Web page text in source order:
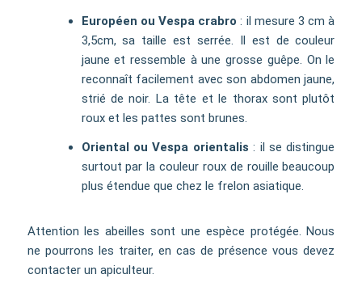
Européen ou Vespa crabro : il mesure 3 cm à
3,5cm, sa taille est serrée. Il est de couleur
jaune et ressemble à une grosse guêpe. On le
reconnaît facilement avec son abdomen jaune,
strié de noir. La tête et le thorax sont plutôt
roux et les pattes sont brunes.
Oriental ou Vespa orientalis : il se distingue
surtout par la couleur roux de rouille beaucoup
plus étendue que chez le frelon asiatique.
Attention les abeilles sont une espèce protégée. Nous
ne pourrons les traiter, en cas de présence vous devez
contacter un apiculteur.